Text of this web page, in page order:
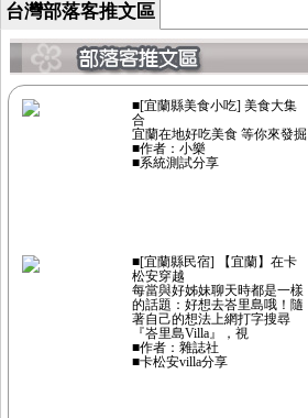
台灣部落客推文區
■[宜蘭縣美食小吃] 美食大集
合
宜蘭在地好吃美食 等你來發掘
■作者：小樂
■系統測試分享
■[宜蘭縣民宿] 【宜蘭】在卡
松安穿越
每當與好姊妹聊天時都是一樣
的話題：好想去峇里島哦！隨
著自己的想法上網打字搜尋
『峇里島Villa』，視
■作者：雜誌社
■卡松安villa分享